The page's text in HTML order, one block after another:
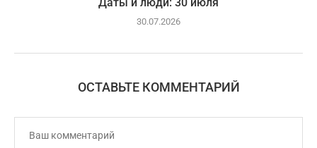
30.07.2026
ОСТАВЬТЕ КОММЕНТАРИЙ